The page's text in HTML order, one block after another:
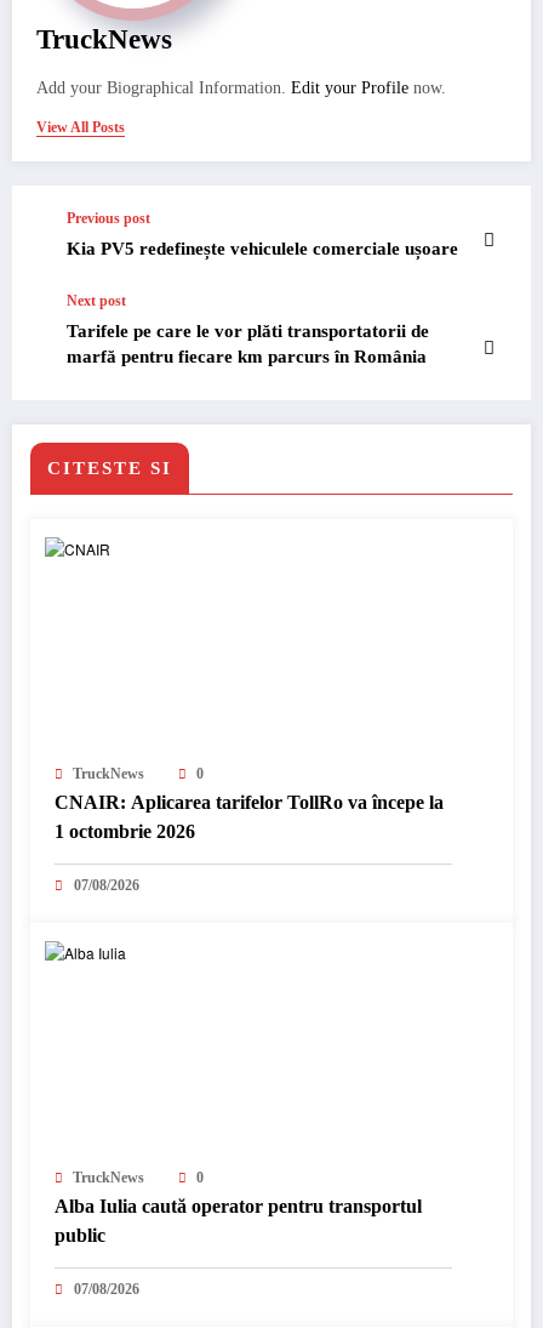
TruckNews
Add your Biographical Information. Edit your Profile now.
View All Posts
Previous post
Kia PV5 redefinește vehiculele comerciale ușoare
Next post
Tarifele pe care le vor plăti transportatorii de
marfă pentru fiecare km parcurs în România
CITESTE SI
TruckNews 0
CNAIR: Aplicarea tarifelor TollRo va începe la
1 octombrie 2026
07/08/2026
TruckNews 0
Alba Iulia caută operator pentru transportul
public
07/08/2026